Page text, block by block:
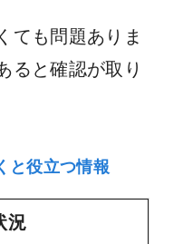
ても問題ありま
ると確認が取り
と役立つ情報
況